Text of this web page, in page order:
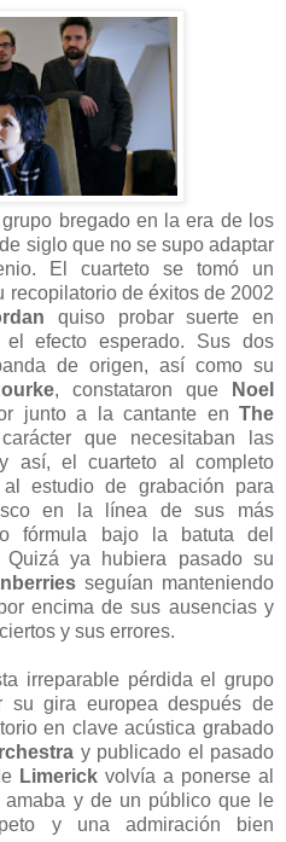
bregado en la era de los
siglo que no se supo adaptar
El cuarteto se tomó un
recopilatorio de éxitos de 2002
quiso probar suerte en
efecto esperado. Sus dos
de origen, así como su
, constataron que
Noel
junto a la cantante en The
que necesitaban las
así, el cuarteto al completo
estudio de grabación para
en la línea de sus más
fórmula bajo la batuta del
Quizá ya hubiera pasado su
seguían manteniendo
encima de sus ausencias y
y sus errores.
irreparable pérdida el grupo
su gira europea después de
en clave acústica grabado
y publicado el pasado
Limerick volvía a ponerse al
y de un público que le
y una admiración bien